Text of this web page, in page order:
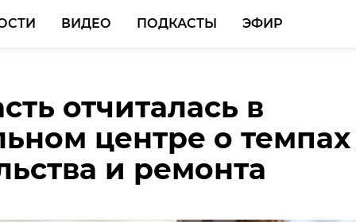
ВИДЕО ПОДКАСТЫ ЭФИР
отчиталась в
центре о темпах
и ремонта
17-летняя
16-летнего убийцы
районе
под лед
Ленобласти со
исходом